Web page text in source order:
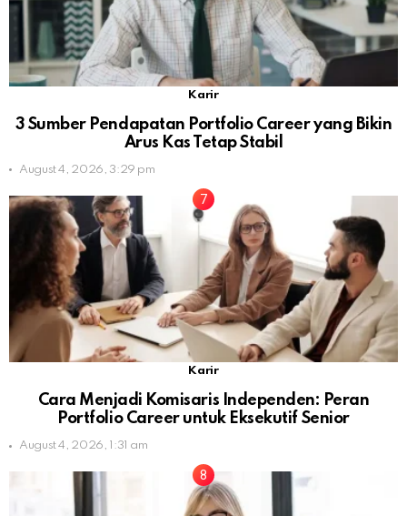
Karir
3 Sumber Pendapatan Portfolio Career yang Bikin
Arus Kas Tetap Stabil
August 4, 2026, 3:29 pm
Karir
Cara Menjadi Komisaris Independen: Peran
Portfolio Career untuk Eksekutif Senior
August 4, 2026, 1:31 am